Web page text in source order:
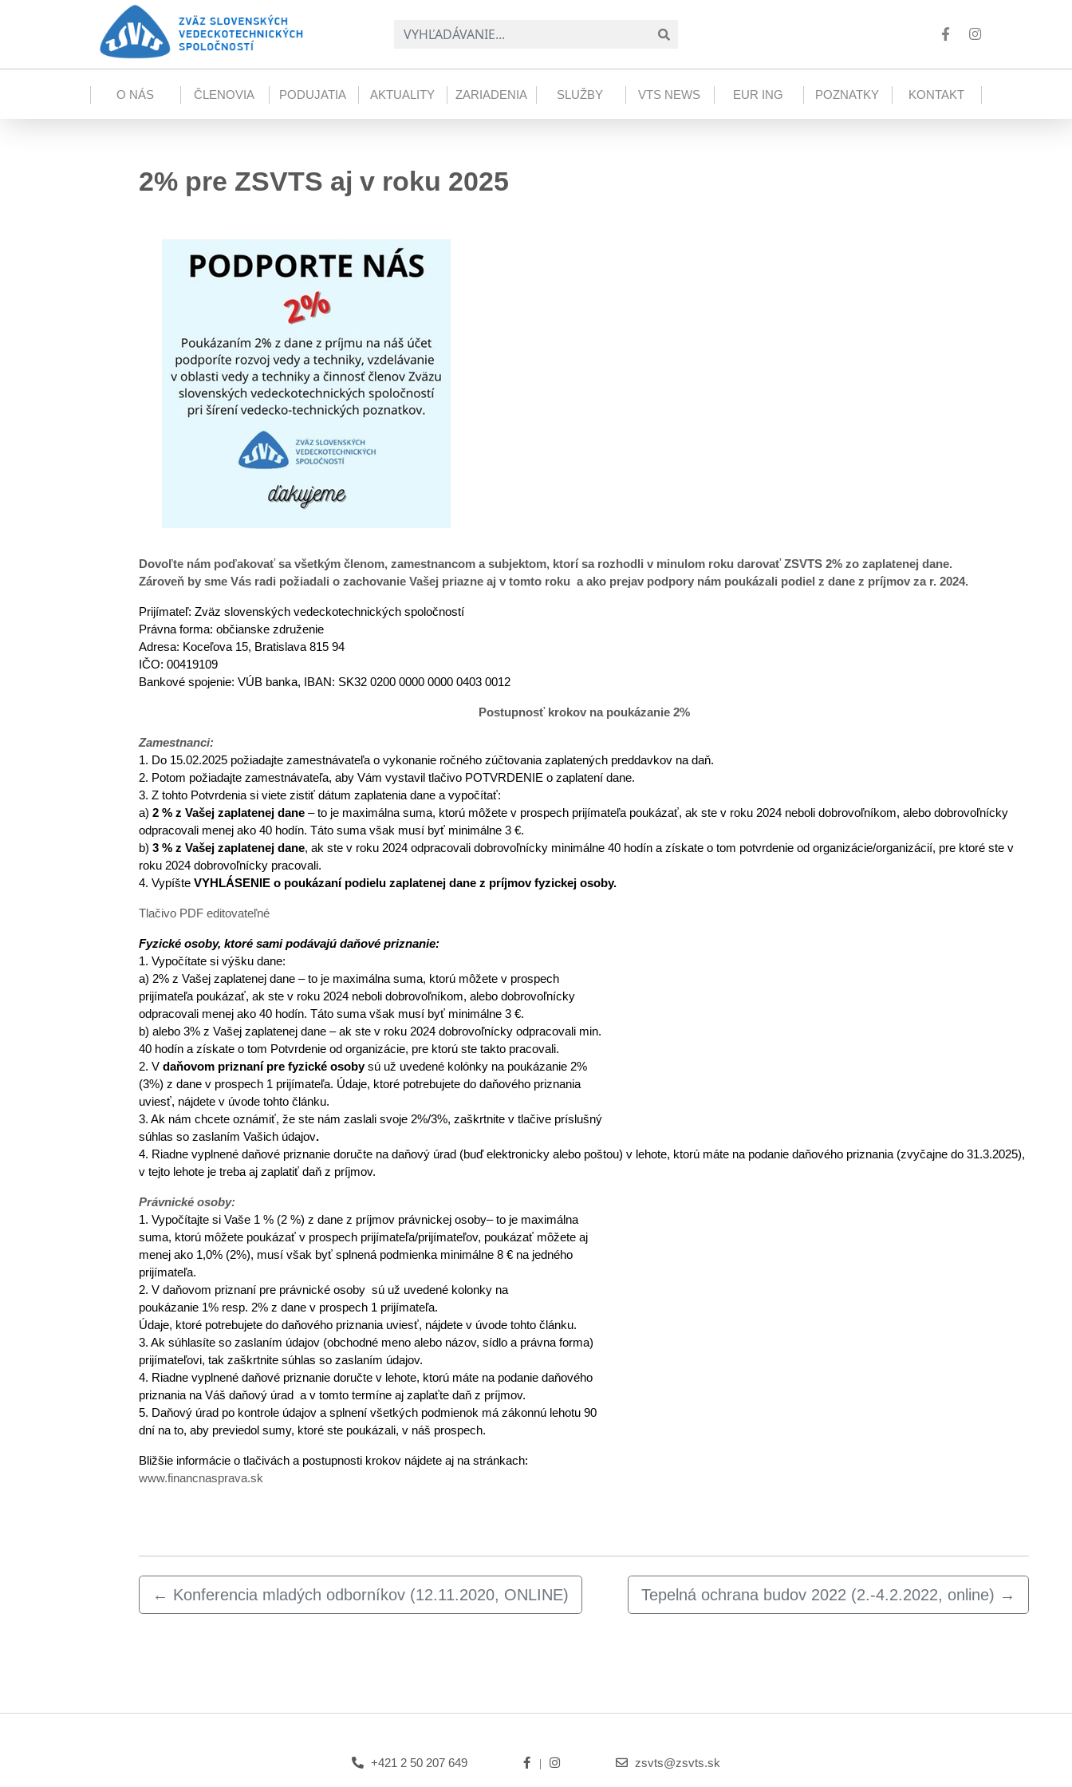
O NÁS ČLENOVIA PODUJATIA AKTUALITY ZARIADENIA SLUŽBY VTS NEWS EUR ING POZNATKY KONTAKT
2% pre ZSVTS aj v roku 2025
Dovoľte nám poďakovať sa všetkým členom, zamestnancom a subjektom, ktorí sa rozhodli v minulom roku darovať ZSVTS 2% zo zaplatenej dane.
Zároveň by sme Vás radi požiadali o zachovanie Vašej priazne aj v tomto roku a ako prejav podpory nám poukázali podiel z dane z príjmov za r. 2024.
Prijímateľ: Zväz slovenských vedeckotechnických spoločností
Právna forma: občianske združenie
Adresa: Koceľova 15, Bratislava 815 94
IČO: 00419109
Bankové spojenie: VÚB banka, IBAN: SK32 0200 0000 0000 0403 0012
Postupnosť krokov na poukázanie 2%
Zamestnanci:
1. Do 15.02.2025 požiadajte zamestnávateľa o vykonanie ročného zúčtovania zaplatených preddavkov na daň.
2. Potom požiadajte zamestnávateľa, aby Vám vystavil tlačivo POTVRDENIE o zaplatení dane.
3. Z tohto Potvrdenia si viete zistiť dátum zaplatenia dane a vypočítať:
a) 2 % z Vašej zaplatenej dane – to je maximálna suma, ktorú môžete v prospech prijímateľa poukázať, ak ste v roku 2024 neboli dobrovoľníkom, alebo dobrovoľnícky
odpracovali menej ako 40 hodín. Táto suma však musí byť minimálne 3 €.
b) 3 % z Vašej zaplatenej dane, ak ste v roku 2024 odpracovali dobrovoľnícky minimálne 40 hodín a získate o tom potvrdenie od organizácie/organizácií, pre ktoré ste v
roku 2024 dobrovoľnícky pracovali.
4. Vypíšte VYHLÁSENIE o poukázaní podielu zaplatenej dane z príjmov fyzickej osoby.
Tlačivo PDF editovateľné
Fyzické osoby, ktoré sami podávajú daňové priznanie:
1. Vypočítate si výšku dane:
a) 2% z Vašej zaplatenej dane – to je maximálna suma, ktorú môžete v prospech
prijímateľa poukázať, ak ste v roku 2024 neboli dobrovoľníkom, alebo dobrovoľnícky
odpracovali menej ako 40 hodín. Táto suma však musí byť minimálne 3 €.
b) alebo 3% z Vašej zaplatenej dane – ak ste v roku 2024 dobrovoľnícky odpracovali min.
40 hodín a získate o tom Potvrdenie od organizácie, pre ktorú ste takto pracovali.
2. V daňovom priznaní pre fyzické osoby sú už uvedené kolónky na poukázanie 2%
(3%) z dane v prospech 1 prijímateľa. Údaje, ktoré potrebujete do daňového priznania
uviesť, nájdete v úvode tohto článku.
3. Ak nám chcete oznámiť, že ste nám zaslali svoje 2%/3%, zaškrtnite v tlačive príslušný
súhlas so zaslaním Vašich údajov.
4. Riadne vyplnené daňové priznanie doručte na daňový úrad (buď elektronicky alebo poštou) v lehote, ktorú máte na podanie daňového priznania (zvyčajne do 31.3.2025),
v tejto lehote je treba aj zaplatiť daň z príjmov.
Právnické osoby:
1. Vypočítajte si Vaše 1 % (2 %) z dane z príjmov právnickej osoby– to je maximálna
suma, ktorú môžete poukázať v prospech prijímateľa/prijímateľov, poukázať môžete aj
menej ako 1,0% (2%), musí však byť splnená podmienka minimálne 8 € na jedného
prijímateľa.
2. V daňovom priznaní pre právnické osoby sú už uvedené kolonky na
poukázanie 1% resp. 2% z dane v prospech 1 prijímateľa.
Údaje, ktoré potrebujete do daňového priznania uviesť, nájdete v úvode tohto článku.
3. Ak súhlasíte so zaslaním údajov (obchodné meno alebo názov, sídlo a právna forma)
prijímateľovi, tak zaškrtnite súhlas so zaslaním údajov.
4. Riadne vyplnené daňové priznanie doručte v lehote, ktorú máte na podanie daňového
priznania na Váš daňový úrad a v tomto termíne aj zaplaťte daň z príjmov.
5. Daňový úrad po kontrole údajov a splnení všetkých podmienok má zákonnú lehotu 90
dní na to, aby previedol sumy, ktoré ste poukázali, v náš prospech.
Bližšie informácie o tlačivách a postupnosti krokov nájdete aj na stránkach:
www.financnasprava.sk
← Konferencia mladých odborníkov (12.11.2020, ONLINE) Tepelná ochrana budov 2022 (2.-4.2.2022, online) →
+421 2 50 207 649 zsvts@zsvts.sk